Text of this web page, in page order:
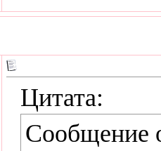
Цитата:
Сообщение